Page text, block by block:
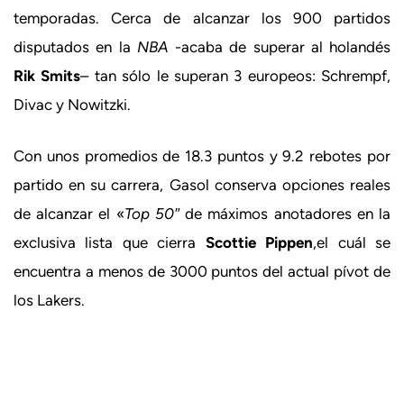
temporadas. Cerca de alcanzar los 900 partidos
disputados en la NBA -acaba de superar al holandés
Rik Smits– tan sólo le superan 3 europeos: Schrempf,
Divac y Nowitzki.
Con unos promedios de 18.3 puntos y 9.2 rebotes por
partido en su carrera, Gasol conserva opciones reales
de alcanzar el «Top 50″de máximos anotadores en la
exclusiva lista que cierra Scottie Pippen,el cuál se
encuentra a menos de 3000 puntos del actual pívot de
los Lakers.